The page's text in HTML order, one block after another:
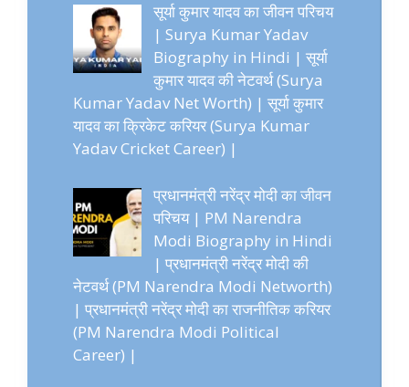
सूर्या कुमार यादव का जीवन परिचय
| Surya Kumar Yadav
Biography in Hindi | सूर्या
कुमार यादव की नेटवर्थ (Surya
Kumar Yadav Net Worth) | सूर्या कुमार
यादव का क्रिकेट करियर (Surya Kumar
Yadav Cricket Career) |
प्रधानमंत्री नरेंद्र मोदी का जीवन
परिचय | PM Narendra
Modi Biography in Hindi
| प्रधानमंत्री नरेंद्र मोदी की
नेटवर्थ (PM Narendra Modi Networth)
| प्रधानमंत्री नरेंद्र मोदी का राजनीतिक करियर
(PM Narendra Modi Political
Career) |